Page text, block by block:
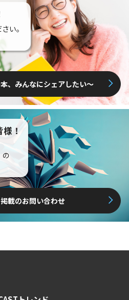
い。
、みんなにシェアしたい〜
！
の
載のお問い合わせ